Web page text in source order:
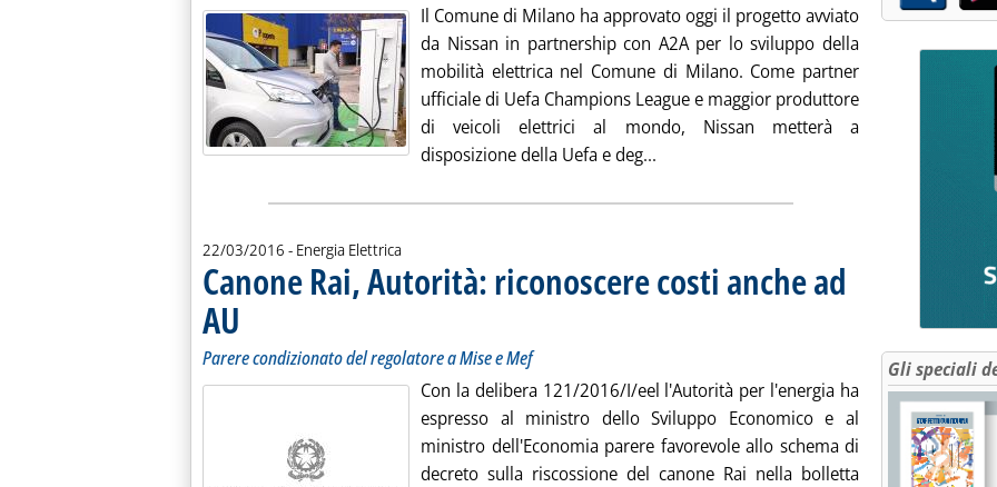
Il Comune di Milano ha approvato oggi il progetto avviato
da Nissan in partnership con A2A per lo sviluppo della
mobilità elettrica nel Comune di Milano. Come partner
ufficiale di Uefa Champions League e maggior produttore
di veicoli elettrici al mondo, Nissan metterà a
disposizione della Uefa e deg... Leggi tutta la notizia: 'Auto elettrica,
22/03/2016 - Energia Elettrica
Canone Rai, Autorità: riconoscere costi anche ad
AU
Parere condizionato del regolatore a Mise e Mef
Con la delibera 121/2016/I/eel l'Autorità per l'energia ha
espresso al ministro dello Sviluppo Economico e al
ministro dell'Economia parere favorevole allo schema di
decreto sulla riscossione del canone Rai nella bolletta
Gli speciali